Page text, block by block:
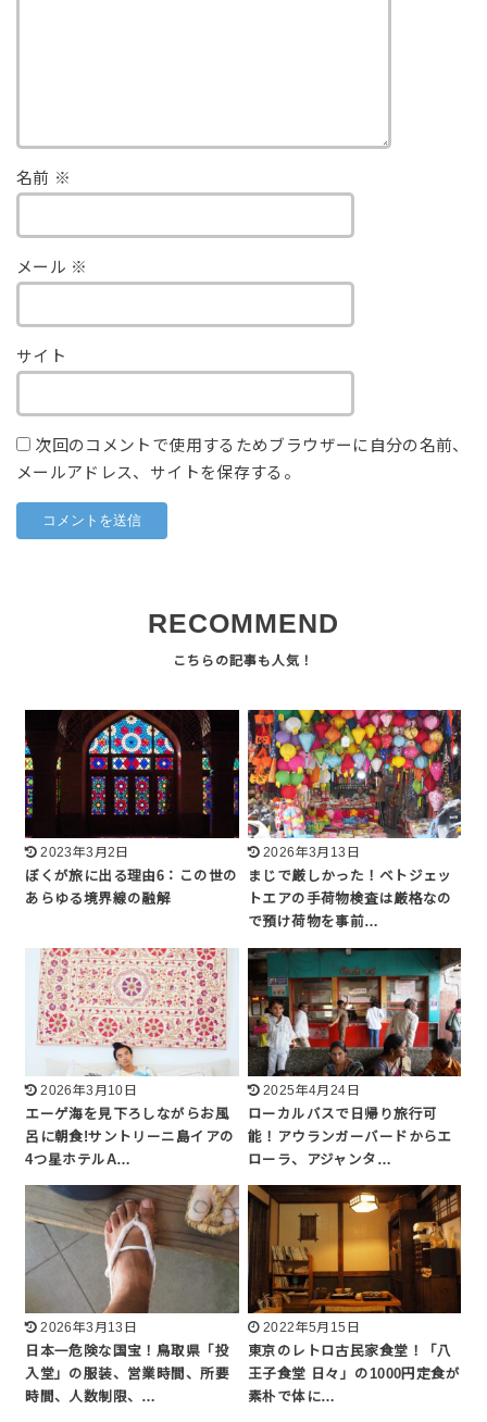
名前 ※
メール ※
サイト
次回のコメントで使用するためブラウザーに自分の名前、
メールアドレス、サイトを保存する。
RECOMMEND
2023年3月2日
ぼくが旅に出る理由6：この世の
あらゆる境界線の融解
2026年3月13日
まじで厳しかった！ベトジェッ
トエアの手荷物検査は厳格なの
で預け荷物を事前…
2026年3月10日
エーゲ海を見下ろしながらお風
呂に朝食!サントリーニ島イアの
4つ星ホテルA…
2025年4月24日
ローカルバスで日帰り旅行可
能！アウランガーバードからエ
ローラ、アジャンタ…
2026年3月13日
日本一危険な国宝！鳥取県「投
入堂」の服装、営業時間、所要
時間、人数制限、…
2022年5月15日
東京のレトロ古民家食堂！「八
王子食堂 日々」の1000円定食が
素朴で体に…